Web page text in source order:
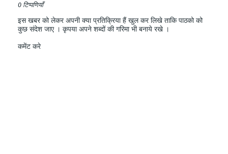
0 टिप्पणियाँ
इस खबर को लेकर अपनी क्या प्रतिक्रिया हैं खुल कर लिखे ताकि पाठको को
कुछ संदेश जाए । कृपया अपने शब्दों की गरिमा भी बनाये रखे ।
कमेंट करे